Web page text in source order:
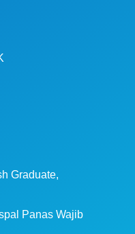
Graduate,
Panas Wajib